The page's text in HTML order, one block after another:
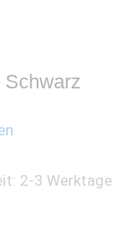
Schwarz
2-3 Werktage